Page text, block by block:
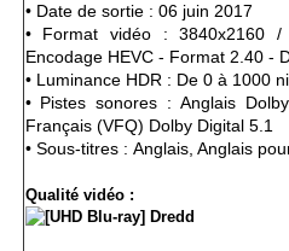
• Date de sortie : 06 juin 2017
• Format vidéo : 3840x2160
Encodage HEVC - Format 2.40 -
• Luminance HDR : De 0 à 1000
• Pistes sonores : Anglais
Français (VFQ) Dolby Digital 5.1
• Sous-titres : Anglais, Anglais
Qualité vidéo :